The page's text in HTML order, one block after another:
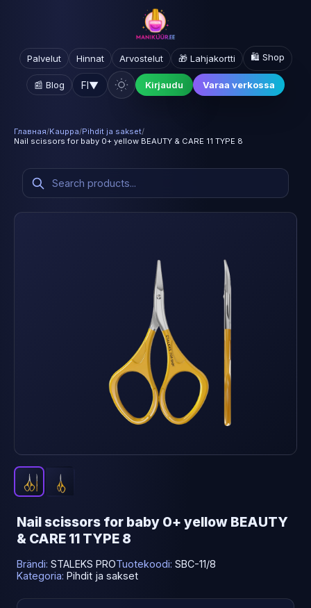
Palvelut Hinnat Arvostelut 🎁 Lahjakortti 🛍️ Shop
📰 Blog FI▼ Kirjaudu Varaa verkossa
Главная/Kauppa/Pihdit ja sakset/
Nail scissors for baby 0+ yellow BEAUTY & CARE 11 TYPE 8
Nail scissors for baby 0+ yellow BEAUTY
& CARE 11 TYPE 8
Brändi: STALEKS PROTuotekoodi: SBC-11/8
Kategoria: Pihdit ja sakset